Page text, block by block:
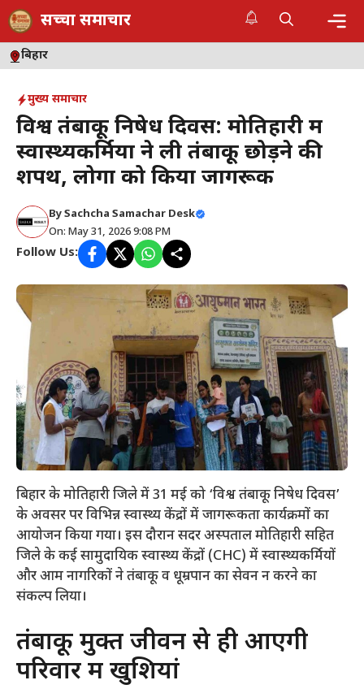
Skip
to
content
सच्चा समाचार
बिहार
मुख्य समाचार
विश्व तंबाकू निषेध दिवस: मोतिहारी में
स्वास्थ्यकर्मियों ने ली तंबाकू छोड़ने की
शपथ, लोगों को किया जागरूक
BySachcha Samachar Desk
On: May 31, 2026 9:08 PM
Follow Us:
बिहार के मोतिहारी जिले में 31 मई को ‘विश्व तंबाकू निषेध दिवस’
के अवसर पर विभिन्न स्वास्थ्य केंद्रों में जागरूकता कार्यक्रमों का
आयोजन किया गया। इस दौरान सदर अस्पताल मोतिहारी सहित
जिले के कई सामुदायिक स्वास्थ्य केंद्रों (CHC) में स्वास्थ्यकर्मियों
और आम नागरिकों ने तंबाकू व धूम्रपान का सेवन न करने का
संकल्प लिया।
​तंबाकू मुक्त जीवन से ही आएगी
परिवार में खुशियां